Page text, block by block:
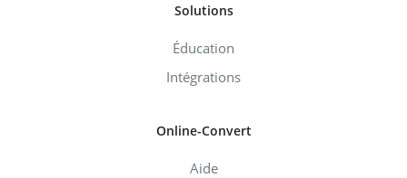
Solutions
Éducation
Intégrations
Online-Convert
Aide